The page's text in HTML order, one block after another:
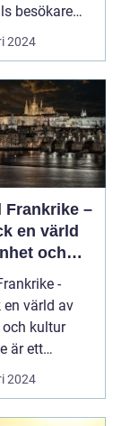
besökare
fantastiska
2024
Frankrike –
en värld
och
-
en värld av
kultur
är ett
land som
2024